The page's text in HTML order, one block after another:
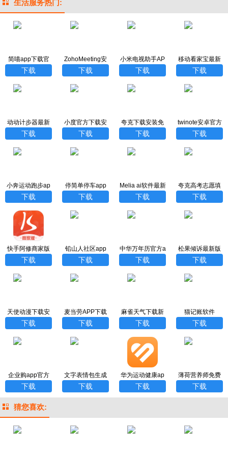
生活服务热门:
简喵app下载官
网
下载
ZohoMeeting安
卓版
下载
小米电视助手AP
P最新版
下载
移动看家宝最新
版
下载
动动计步器最新
版下载
下载
小度官方下载安
装最新版
下载
夸克下载安装免
费版
下载
twinote安卓官方
版下载安装
下载
小奔运动跑步ap
p下载
下载
停简单停车app
下载
下载
Melia ai软件最新
版
下载
夸克高考志愿填
报官方正版下载
下载
快手阿修商家版
官方新版本
下载
铅山人社区app
下载
下载
中华万年历官方a
pp下载
下载
松果倾诉最新版
本
下载
天使动漫下载安
装最新版
下载
麦当劳APP下载
最新版本
下载
麻雀天气下载新
版
下载
猫记账软件
下载
企业购app官方
下载
下载
文字表情包生成
器安卓版
下载
华为运动健康ap
p安卓正式版
下载
薄荷营养师免费
下载
下载
猜您喜欢: